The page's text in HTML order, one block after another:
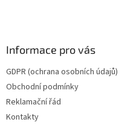
Informace pro vás
GDPR (ochrana osobních údajů)
Obchodní podmínky
Reklamační řád
Kontakty